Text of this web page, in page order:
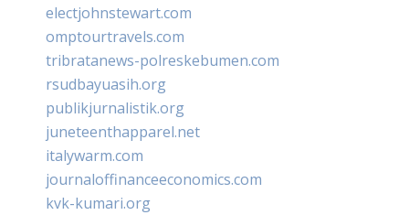
electjohnstewart.com
omptourtravels.com
tribratanews-polreskebumen.com
rsudbayuasih.org
publikjurnalistik.org
juneteenthapparel.net
italywarm.com
journaloffinanceeconomics.com
kvk-kumari.org